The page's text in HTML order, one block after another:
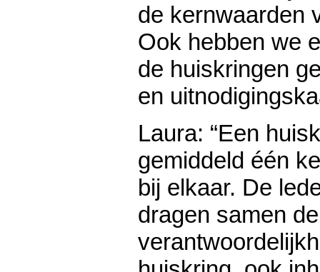
de kernwaarden
Ook hebben we
de huiskringen
en
Laura: “Een
gemiddeld één
bij elkaar. De
dragen samen de